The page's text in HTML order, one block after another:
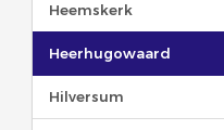
Heemskerk
Heerhugowaard
Hilversum